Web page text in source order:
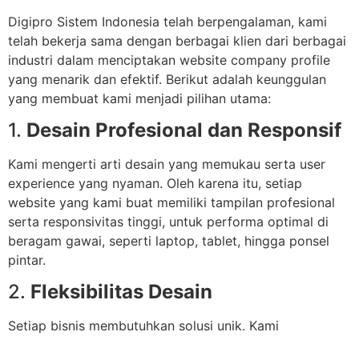
Digipro Sistem Indonesia telah berpengalaman, kami
telah bekerja sama dengan berbagai klien dari berbagai
industri dalam menciptakan website company profile
yang menarik dan efektif. Berikut adalah keunggulan
yang membuat kami menjadi pilihan utama:
1. Desain Profesional dan Responsif
Kami mengerti arti desain yang memukau serta user
experience yang nyaman. Oleh karena itu, setiap
website yang kami buat memiliki tampilan profesional
serta responsivitas tinggi, untuk performa optimal di
beragam gawai, seperti laptop, tablet, hingga ponsel
pintar.
2. Fleksibilitas Desain
Setiap bisnis membutuhkan solusi unik. Kami